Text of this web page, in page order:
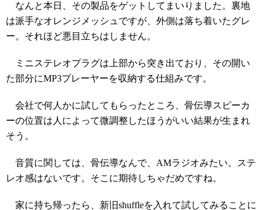
なんと本日、その製品をゲットしてまいりました。裏地
は派手なオレンジメッシュですが、外側は落ち着いたグレ
ー。それほど悪目立ちはしません。
ミニステレオプラグは上部から突き出ており、その開い
た部分にMP3プレーヤーを収納する仕組みです。
会社で何人かに試してもらったところ、骨伝導スピーカ
ーの位置は人によって微調整したほうがいい結果が生まれ
そう。
音質に関しては、骨伝導なんで、AMラジオみたい。ステ
レオ感はないです。そこに期待しちゃだめですね。
家に持ち帰ったら、新旧shuffleを入れて試してみることに